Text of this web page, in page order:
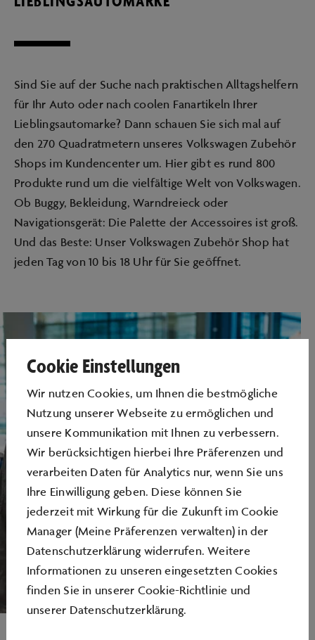
Sind Sie auf der Suche nach praktischen Alltagshelfern
für Ihr Auto oder nach coolen Fanartikeln Ihrer
Lieblingsautomarke? Dann schauen Sie sich mal auf
den 270 Quadratmetern unseres Volkswagen Zubehör
Shops im Kundencenter um. Hier gibt es rund 800
Produkte rund um die vielfältige Welt von Volkswagen.
Ob Buggy, Bekleidung, Warndreieck oder
Navigationsgerät: Die Palette der Accessoires ist groß.
Und das Beste: Unser Volkswagen Zubehör Shop hat
jeden Tag von 10 bis 18 Uhr für Sie geöffnet.
Cookie Einstellungen
Wir nutzen Cookies, um Ihnen die bestmögliche
Nutzung unserer Webseite zu ermöglichen und
unsere Kommunikation mit Ihnen zu verbessern.
Wir berücksichtigen hierbei Ihre Präferenzen und
verarbeiten Daten für Analytics nur, wenn Sie uns
Ihre Einwilligung geben. Diese können Sie
jederzeit mit Wirkung für die Zukunft im Cookie
Manager (Meine Präferenzen verwalten) in der
Datenschutzerklärung widerrufen. Weitere
Informationen zu unseren eingesetzten Cookies
finden Sie in unserer Cookie-Richtlinie und
unserer Datenschutzerklärung.